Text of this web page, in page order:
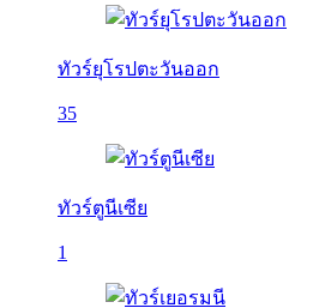
ทัวร์ยุโรปตะวันออก
35
ทัวร์ตูนีเซีย
1